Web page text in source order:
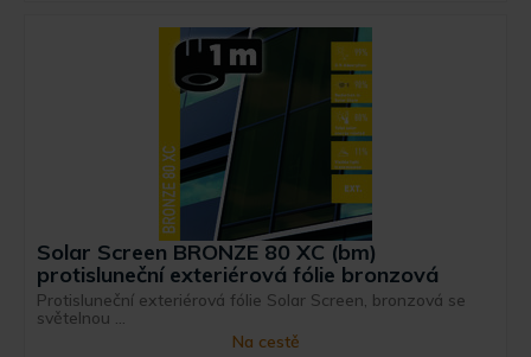
Solar Screen BRONZE 80 XC (bm)
protisluneční exteriérová fólie bronzová
Protisluneční exteriérová fólie Solar Screen, bronzová se
světelnou ...
Na cestě